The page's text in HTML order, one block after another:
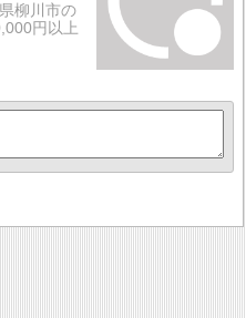
柳川市の
円以上